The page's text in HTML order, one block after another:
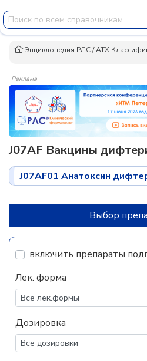
Энциклопедия РЛС/АТХ
Реклама
J07AF Вакцины
J07AF01 Анатоксин
Выбор
включить препараты
Лек. форма
Дозировка